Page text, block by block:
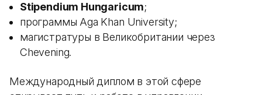
Stipendium Hungaricum;
программы Aga Khan University;
магистратуры в Великобритании через
Chevening.
Международный диплом в этой сфере